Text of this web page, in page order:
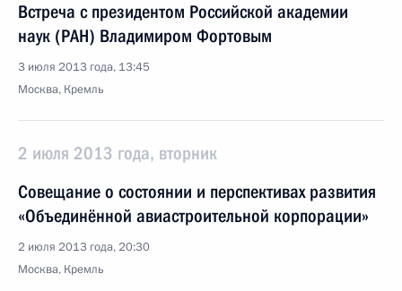
Встреча с президентом Российской академии
наук (РАН) Владимиром Фортовым
3 июля 2013 года, 13:45
Москва, Кремль
2 июля 2013 года, вторник
Совещание о состоянии и перспективах развития
«Объединённой авиастроительной корпорации»
2 июля 2013 года, 20:30
Москва, Кремль